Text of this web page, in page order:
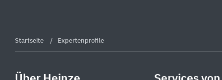
Startseite Expertenprofile